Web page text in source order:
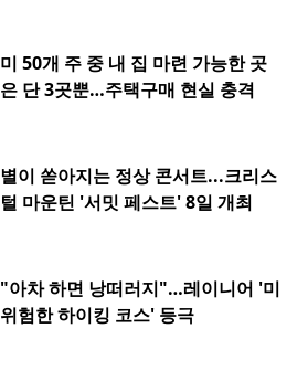
미 50개 주 중 내 집 마련 가능한 곳
은 단 3곳뿐…주택구매 현실 충격
별이 쏟아지는 정상 콘서트...크리스
털 마운틴 '서밋 페스트' 8일 개최
"아차 하면 낭떠러지"…레이니어 '미
위험한 하이킹 코스' 등극